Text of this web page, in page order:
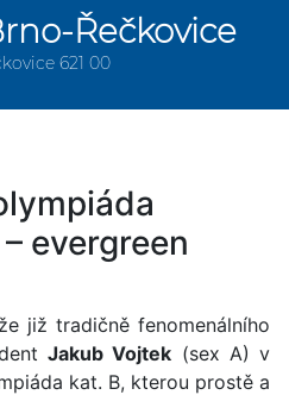
Řečkovice
621 00
evergreen
již tradičně fenomenálního
Jakub Vojtek (sex A) v
kat. B, kterou prostě a